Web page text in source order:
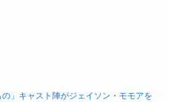
の」キャスト陣がジェイソン・モモアを